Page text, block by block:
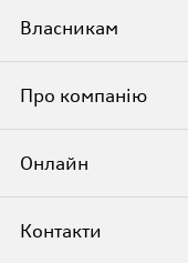
Власникам
Про компанію
Онлайн
Контакти